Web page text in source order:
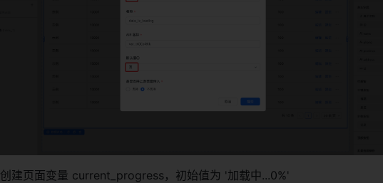
创建页面变量 current_progress，初始值为 '加载中...0%'